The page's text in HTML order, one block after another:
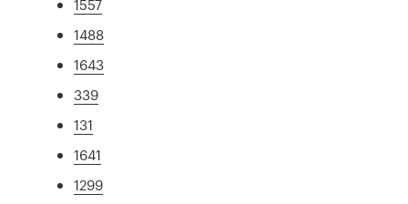
1557
1488
1643
339
131
1641
1299